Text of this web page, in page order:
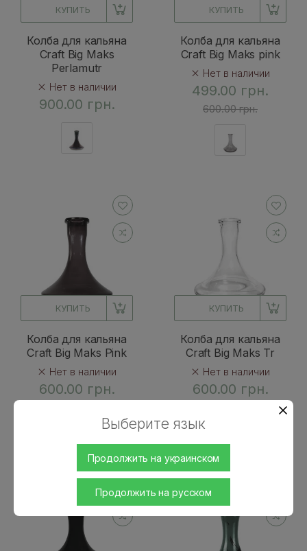
Выберите язык
Продолжить на украинском
Продолжить на русском
КУПИТЬ
Колба для кальяна
Craft Big Maks
Perlamutr
Нет в наличии
900.00 грн.
КУПИТЬ
Колба для кальяна
Craft Big Maks pink
Нет в наличии
499.00 грн.
600.00 грн.
КУПИТЬ
Колба для кальяна
Craft Big Maks Pink
Нет в наличии
600.00 грн.
КУПИТЬ
Колба для кальяна
Craft Big Maks Tr
Нет в наличии
600.00 грн.